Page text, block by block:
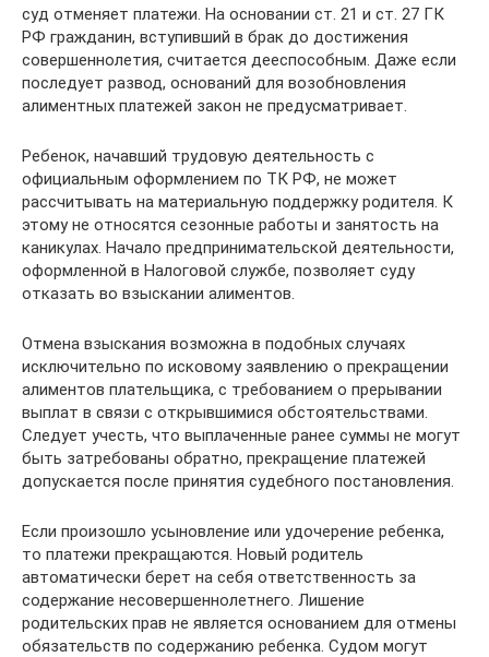
суд отменяет платежи. На основании ст. 21 и ст. 27 ГК
РФ гражданин, вступивший в брак до достижения
совершеннолетия, считается дееспособным. Даже если
последует развод, оснований для возобновления
алиментных платежей закон не предусматривает.
Ребенок, начавший трудовую деятельность с
официальным оформлением по ТК РФ, не может
рассчитывать на материальную поддержку родителя. К
этому не относятся сезонные работы и занятость на
каникулах. Начало предпринимательской деятельности,
оформленной в Налоговой службе, позволяет суду
отказать во взыскании алиментов.
Отмена взыскания возможна в подобных случаях
исключительно по исковому заявлению о прекращении
алиментов плательщика, с требованием о прерывании
выплат в связи с открывшимися обстоятельствами.
Следует учесть, что выплаченные ранее суммы не могут
быть затребованы обратно, прекращение платежей
допускается после принятия судебного постановления.
Если произошло усыновление или удочерение ребенка,
то платежи прекращаются. Новый родитель
автоматически берет на себя ответственность за
содержание несовершеннолетнего. Лишение
родительских прав не является основанием для отмены
обязательств по содержанию ребенка. Судом могут